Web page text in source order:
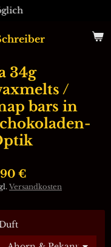
34g
/
bars in
€
Versandkosten